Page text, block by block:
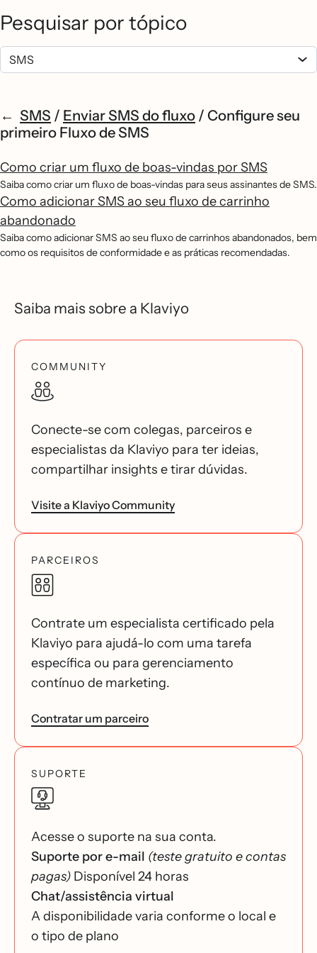
Pesquisar por tópico
SMS / Enviar SMS do fluxo / Configure seu
primeiro Fluxo de SMS
Como criar um fluxo de boas-vindas por SMS
Saiba como criar um fluxo de boas-vindas para seus assinantes de SMS.
Como adicionar SMS ao seu fluxo de carrinho
abandonado
Saiba como adicionar SMS ao seu fluxo de carrinhos abandonados, bem
como os requisitos de conformidade e as práticas recomendadas.
Saiba mais sobre a Klaviyo
COMMUNITY
Conecte-se com colegas, parceiros e
especialistas da Klaviyo para ter ideias,
compartilhar insights e tirar dúvidas.
Visite a Klaviyo Community
PARCEIROS
Contrate um especialista certificado pela
Klaviyo para ajudá-lo com uma tarefa
específica ou para gerenciamento
contínuo de marketing.
Contratar um parceiro
SUPORTE
Acesse o suporte na sua conta.
Suporte por e-mail (teste gratuito e contas
pagas) Disponível 24 horas
Chat/assistência virtual
A disponibilidade varia conforme o local e
o tipo de plano